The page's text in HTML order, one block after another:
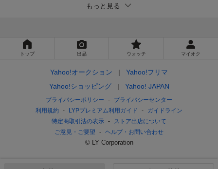
もっと見る
トップ 出品 ウォッチ マイオク
Yahoo!オークション
Yahoo!フリマ
Yahoo!ショッピング
Yahoo! JAPAN
プライバシーポリシー
プライバシーセンター
利用規約
LYPプレミアム利用ガイド
ガイドライン
特定商取引法の表示
ストア出店について
ご意見・ご要望
ヘルプ・お問い合わせ
© LY Corporation